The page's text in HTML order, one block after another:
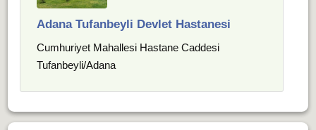
Adana Tufanbeyli Devlet Hastanesi
Cumhuriyet Mahallesi Hastane Caddesi
Tufanbeyli/Adana